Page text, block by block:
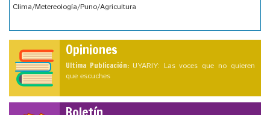
Clima/Metereología/Puno/Agricultura
Opiniones
Ultima Publicación: UYARIY: Las voces que no quieren
que escuches